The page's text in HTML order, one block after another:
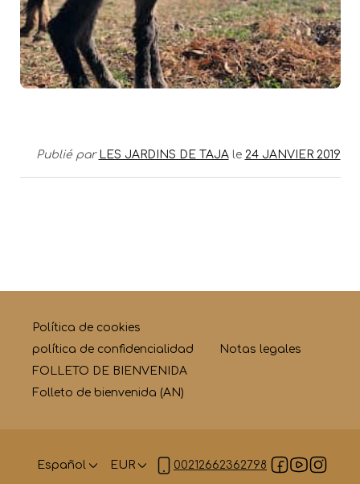
Publié par LES JARDINS DE TAJAle 24 JANVIER 2019
Política de cookies
política de confidencialidad
Notas legales
FOLLETO DE BIENVENIDA
Folleto de bienvenida (AN)
Español EUR 00212662362798